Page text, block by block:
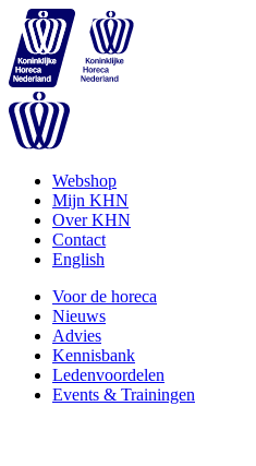
Webshop
Mijn KHN
Over KHN
Contact
English
Voor de horeca
Nieuws
Advies
Kennisbank
Ledenvoordelen
Events & Trainingen